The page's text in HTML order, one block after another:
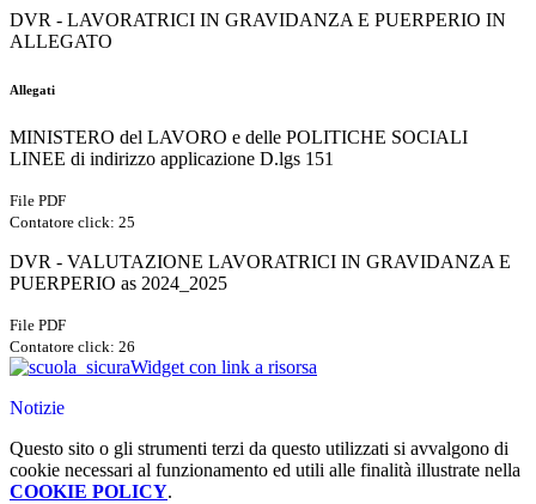
DVR - LAVORATRICI IN GRAVIDANZA E PUERPERIO IN
ALLEGATO
Allegati
MINISTERO del LAVORO e delle POLITICHE SOCIALI
LINEE di indirizzo applicazione D.lgs 151
File PDF
Contatore click: 25
DVR - VALUTAZIONE LAVORATRICI IN GRAVIDANZA E
PUERPERIO as 2024_2025
File PDF
Contatore click: 26
Widget con link a risorsa
Notizie
Questo sito o gli strumenti terzi da questo utilizzati si avvalgono di
cookie necessari al funzionamento ed utili alle finalità illustrate nella
COOKIE POLICY.